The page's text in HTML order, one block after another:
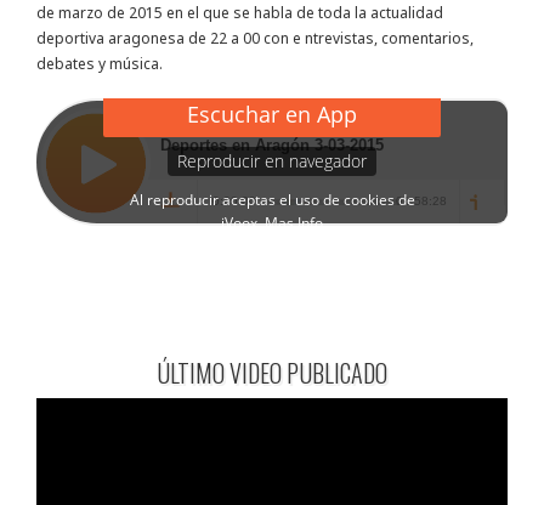
de marzo de 2015 en el que se habla de toda la actualidad
deportiva aragonesa de 22 a 00 con e ntrevistas, comentarios,
debates y música.
ÚLTIMO VIDEO PUBLICADO